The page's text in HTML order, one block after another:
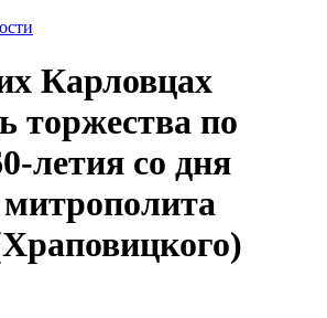
Карловцах
торжества по
летия со дня